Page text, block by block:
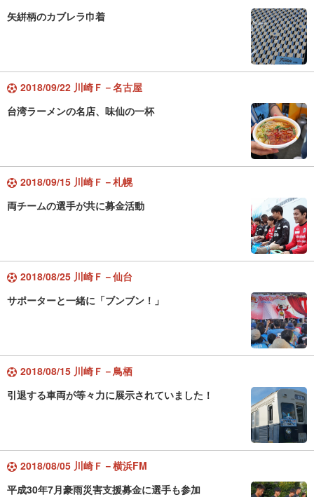
矢絣柄のカブレラ巾着
2018/09/22 川崎Ｆ－名古屋
台湾ラーメンの名店、味仙の一杯
2018/09/15 川崎Ｆ－札幌
両チームの選手が共に募金活動
2018/08/25 川崎Ｆ－仙台
サポーターと一緒に「ブンブン！」
2018/08/15 川崎Ｆ－鳥栖
引退する車両が等々力に展示されていました！
2018/08/05 川崎Ｆ－横浜FM
平成30年7月豪雨災害支援募金に選手も参加